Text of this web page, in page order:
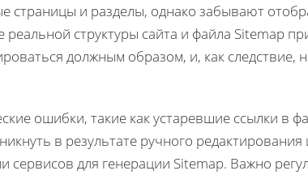
страницы и разделы, однако забывают
структуры сайта и файла Sitemap
должным образом, и, как следствие,
ошибки, такие как устаревшие ссылки в
в результате ручного редактирования
для генерации Sitemap. Важно